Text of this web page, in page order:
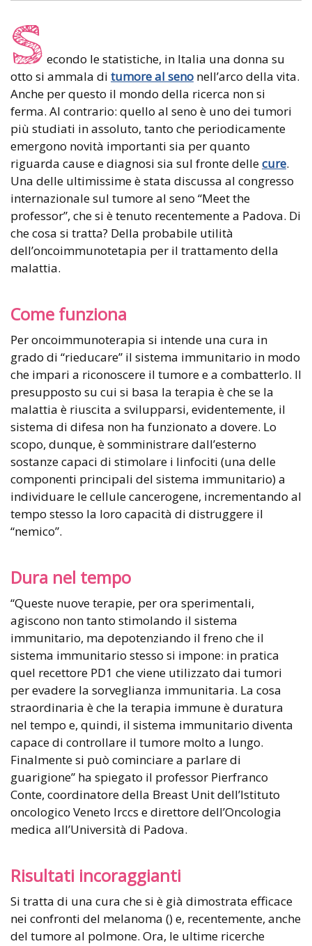
S econdo le statistiche, in Italia una donna su
otto si ammala di tumore al seno nell’arco della vita.
Anche per questo il mondo della ricerca non si
ferma. Al contrario: quello al seno è uno dei tumori
più studiati in assoluto, tanto che periodicamente
emergono novità importanti sia per quanto
riguarda cause e diagnosi sia sul fronte dellecure.
Una delle ultimissime è stata discussa al congresso
internazionale sul tumore al seno “Meet the
professor”, che si è tenuto recentemente a Padova. Di
che cosa si tratta? Della probabile utilità
dell’oncoimmunotetapia per il trattamento della
malattia.
Come funziona
Per oncoimmunoterapia si intende una cura in
grado di “rieducare” il sistema immunitario in modo
che impari a riconoscere il tumore e a combatterlo. Il
presupposto su cui si basa la terapia è che se la
malattia è riuscita a svilupparsi, evidentemente, il
sistema di difesa non ha funzionato a dovere. Lo
scopo, dunque, è somministrare dall’esterno
sostanze capaci di stimolare i linfociti (una delle
componenti principali del sistema immunitario) a
individuare le cellule cancerogene, incrementando al
tempo stesso la loro capacità di distruggere il
“nemico”.
Dura nel tempo
“Queste nuove terapie, per ora sperimentali,
agiscono non tanto stimolando il sistema
immunitario, ma depotenziando il freno che il
sistema immunitario stesso si impone: in pratica
quel recettore PD1 che viene utilizzato dai tumori
per evadere la sorveglianza immunitaria. La cosa
straordinaria è che la terapia immune è duratura
nel tempo e, quindi, il sistema immunitario diventa
capace di controllare il tumore molto a lungo.
Finalmente si può cominciare a parlare di
guarigione” ha spiegato il professor Pierfranco
Conte, coordinatore della Breast Unit dell’Istituto
oncologico Veneto Irccs e direttore dell’Oncologia
medica all’Università di Padova.
Risultati incoraggianti
Si tratta di una cura che si è già dimostrata efficace
nei confronti del melanoma () e, recentemente, anche
del tumore al polmone. Ora, le ultime ricerche